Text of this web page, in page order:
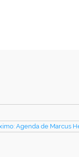
Agenda de Marcus